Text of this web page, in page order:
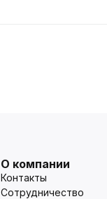
О компании
Контакты
Сотрудничество